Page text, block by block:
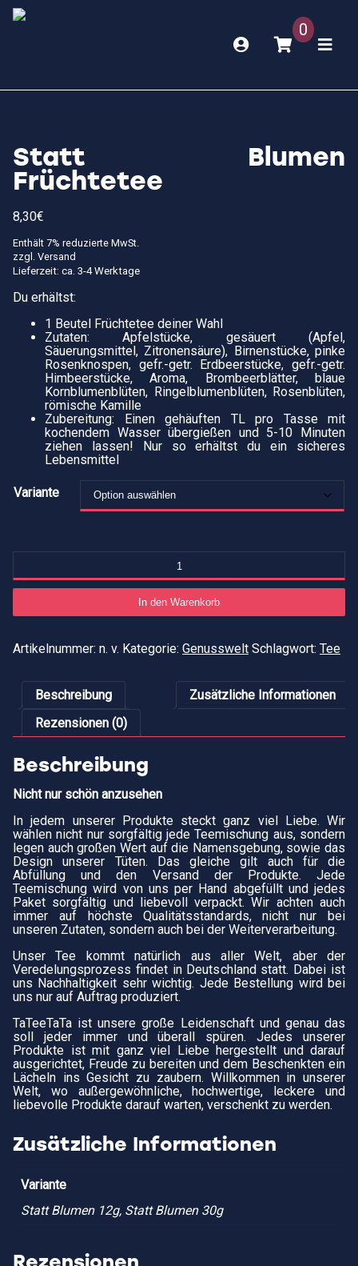
0
Statt Blumen
Früchtetee
8,30€
Enthält 7% reduzierte MwSt.
zzgl. Versand
Lieferzeit: ca. 3-4 Werktage
Du erhältst:
1 Beutel Früchtetee deiner Wahl
Zutaten: Apfelstücke, gesäuert (Apfel,
Säuerungsmittel, Zitronensäure), Birnenstücke, pinke
Rosenknospen, gefr.-getr. Erdbeerstücke, gefr.-getr.
Himbeerstücke, Aroma, Brombeerblätter, blaue
Kornblumenblüten, Ringelblumenblüten, Rosenblüten,
römische Kamille
Zubereitung: Einen gehäuften TL pro Tasse mit
kochendem Wasser übergießen und 5-10 Minuten
ziehen lassen! Nur so erhältst du ein sicheres
Lebensmittel
Variante
In den Warenkorb
Artikelnummer: n. v. Kategorie: Genusswelt Schlagwort: Tee
Beschreibung
Zusätzliche Informationen
Rezensionen (0)
Beschreibung
Nicht nur schön anzusehen
In jedem unserer Produkte steckt ganz viel Liebe. Wir
wählen nicht nur sorgfältig jede Teemischung aus, sondern
legen auch großen Wert auf die Namensgebung, sowie das
Design unserer Tüten. Das gleiche gilt auch für die
Abfüllung und den Versand der Produkte. Jede
Teemischung wird von uns per Hand abgefüllt und jedes
Paket sorgfältig und liebevoll verpackt. Wir achten auch
immer auf höchste Qualitätsstandards, nicht nur bei
unseren Zutaten, sondern auch bei der Weiterverarbeitung.
Unser Tee kommt natürlich aus aller Welt, aber der
Veredelungsprozess findet in Deutschland statt. Dabei ist
uns Nachhaltigkeit sehr wichtig. Jede Bestellung wird bei
uns nur auf Auftrag produziert.
TaTeeTaTa ist unsere große Leidenschaft und genau das
soll jeder immer und überall spüren. Jedes unserer
Produkte ist mit ganz viel Liebe hergestellt und darauf
ausgerichtet, Freude zu bereiten und dem Beschenkten ein
Lächeln ins Gesicht zu zaubern. Willkommen in unserer
Welt, wo außergewöhnliche, hochwertige, leckere und
liebevolle Produkte darauf warten, verschenkt zu werden.
Zusätzliche Informationen
Variante
Statt Blumen 12g, Statt Blumen 30g